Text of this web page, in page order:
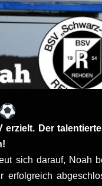
Der
sich darauf, Noah
erfolgreich